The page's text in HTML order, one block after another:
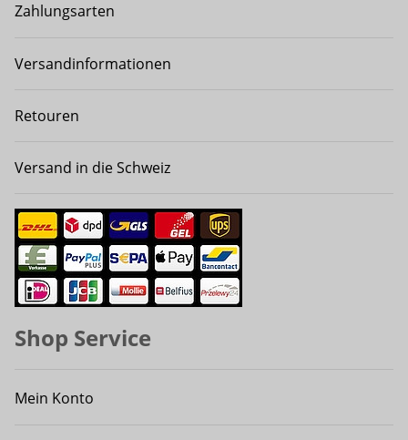
Zahlungsarten
Versandinformationen
Retouren
Versand in die Schweiz
Shop Service
Mein Konto